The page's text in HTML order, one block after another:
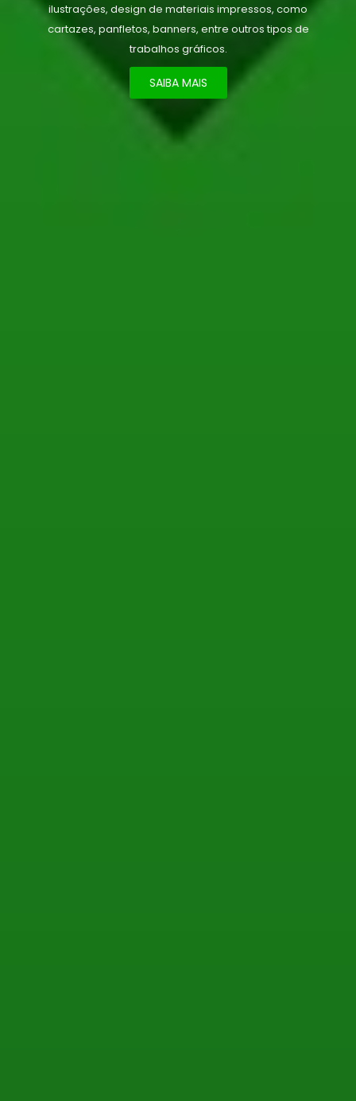
ilustrações, design de materiais impressos, como
cartazes, panfletos, banners, entre outros tipos de
trabalhos gráficos.
SAIBA MAIS